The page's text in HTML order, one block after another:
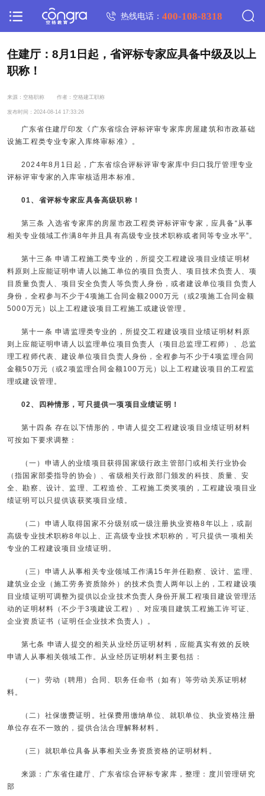
热线电话：400-108-8318
住建厅：8月1日起，省评标专家应具备中级及以上
职称！
来源：空格职称 作者：空格建工职称
发布时间：2024-08-14 17:33:26
广东省住建厅印发《广东省综合评标评审专家库房屋建筑和市政基础
设施工程类专业专家入库终审标准》。
2024年8月1日起，广东省综合评标评审专家库中归口我厅管理专业
评标评审专家的入库审核适用本标准。
01、省评标专家应具备高级职称！
第三条 入选省专家库的房屋市政工程类评标评审专家，应具备“从事
相关专业领域工作满8年并且具有高级专业技术职称或者同等专业水平”。
第十三条 申请工程施工类专业的，所提交工程建设项目业绩证明材
料原则上应能证明申请人以施工单位的项目负责人、项目技术负责人、项
目质量负责人、项目安全负责人等负责人身份，或者建设单位项目负责人
身份，全程参与不少于4项施工合同金额2000万元（或2项施工合同金额
5000万元）以上工程建设项目工程施工或建设管理。
第十一条 申请监理类专业的，所提交工程建设项目业绩证明材料原
则上应能证明申请人以监理单位项目负责人（项目总监理工程师）、总监
理工程师代表、建设单位项目负责人身份，全程参与不少于4项监理合同
金额50万元（或2项监理合同金额100万元）以上工程建设项目的工程监
理或建设管理。
02、四种情形，可只提供一项项目业绩证明！
第十四条 存在以下情形的，申请人提交工程建设项目业绩证明材料
可按如下要求调整：
（一）申请人的业绩项目获得国家级行政主管部门或相关行业协会
（指国家部委指导的协会）、省级相关行政部门颁发的科技、质量、安
全、勘察、设计、监理、工程造价、工程施工类奖项的，工程建设项目业
绩证明可以只提供该获奖项目业绩。
（二）申请人取得国家不分级别或一级注册执业资格8年以上，或副
高级专业技术职称8年以上、正高级专业技术职称的，可只提供一项相关
专业的工程建设项目业绩证明。
（三）申请人从事相关专业领域工作满15年并任勘察、设计、监理、
建筑业企业（施工劳务资质除外）的技术负责人两年以上的，工程建设项
目业绩证明可调整为提供以企业技术负责人身份开展工程项目建设管理活
动的证明材料（不少于3项建设工程）、对应项目建筑工程施工许可证、
企业资质证书（证明任企业技术负责人）。
第七条 申请人提交的相关从业经历证明材料，应能真实有效的反映
申请人从事相关领域工作。从业经历证明材料主要包括：
（一）劳动（聘用）合同、职务任命书（如有）等劳动关系证明材
料。
（二）社保缴费证明。社保费用缴纳单位、就职单位、执业资格注册
单位存在不一致的，提供合法合理解释材料。
（三）就职单位具备从事相关业务资质资格的证明材料。
来源：广东省住建厅、广东省综合评标专家库，整理：度川管理研究
部